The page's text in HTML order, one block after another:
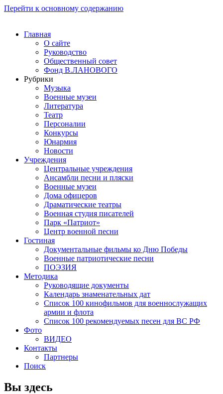
Перейти к основному содержанию
Главная
О сайте
Руководство
Общественный совет
Фонд В.ЛАНОВОГО
Рубрики
Музыка
Военные музеи
Литература
Театр
Персоналии
Конкурсы
Юнармия
Новости
Учреждения
Центральные учреждения
Ансамбли песни и пляски
Военные музеи
Дома офицеров
Драматические театры
Военная студия писателей
Парк «Патриот»
Центр военной песни
Гостиная
Документальные фильмы ко Дню Победы
Военные патриотические песни
ПОЭЗИЯ
Методика
Руководящие документы
Календарь знаменательных дат
Список 100 кинофильмов для военнослужащих
армии и флота
Список 100 рекомендуемых песен для ВС РФ
Фото
ВИДЕО
Контакты
Партнеры
Поиск
Вы здесь